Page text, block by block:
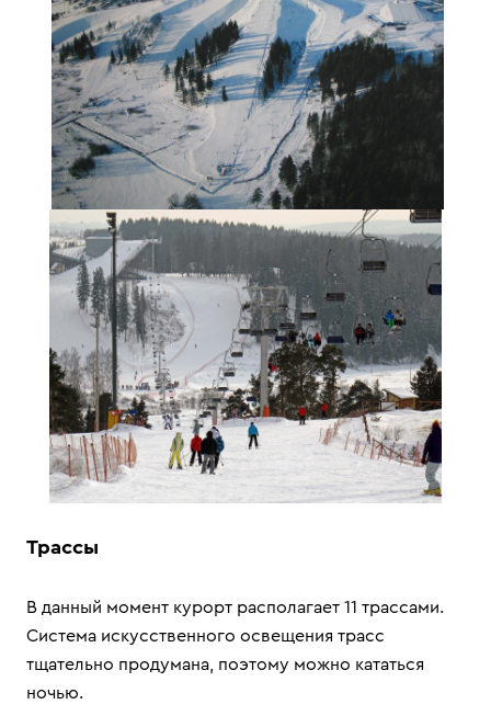
Трассы
В данный момент курорт располагает 11 трассами.
Система искусственного освещения трасс
тщательно продумана, поэтому можно кататься
ночью.